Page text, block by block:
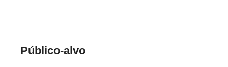
Público-alvo